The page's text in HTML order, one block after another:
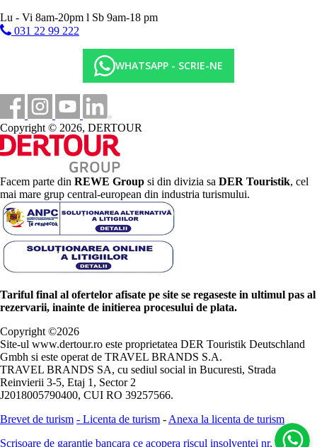
Lu - Vi 8am-20pm l Sb 9am-18 pm
031 22 99 222
WHATSAPP - SCRIE-NE
Copyright © 2026, DERTOUR
Facem parte din REWE Group si din divizia sa DER Touristik, cel
mai mare grup central-european din industria turismului.
Tariful final al ofertelor afisate pe site se regaseste in ultimul pas al
rezervarii, inainte de initierea procesului de plata.
Copyright ©2026
Site-ul www.dertour.ro este proprietatea DER Touristik Deutschland
Gmbh si este operat de TRAVEL BRANDS S.A.
TRAVEL BRANDS SA, cu sediul social in Bucuresti, Strada
Reinvierii 3-5, Etaj 1, Sector 2
J2018005790400, CUI RO 39257566.
Brevet de turism - Licenta de turism - Anexa la licenta de turism
Scrisoare de garantie bancara ce acopera riscul insolventei nr.